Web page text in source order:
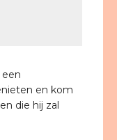
en kom
die hij zal